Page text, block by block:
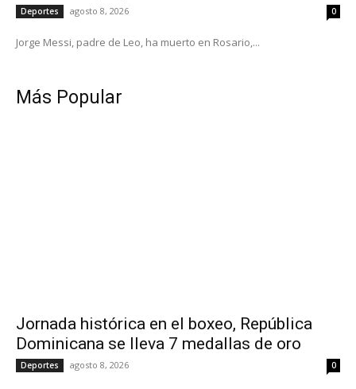
Deportes agosto 8, 2026 0
Jorge Messi, padre de Leo, ha muerto en Rosario,...
Más Popular
Jornada histórica en el boxeo, República
Dominicana se lleva 7 medallas de oro
Deportes agosto 8, 2026 0